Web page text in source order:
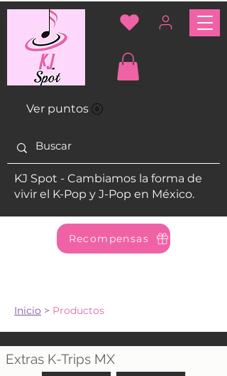
Ver puntos
KJ Spot - Cambiamos la forma de
vivir el K-Pop y J-Pop en México.
Recompensas
Inicio > Productos
Extras K-Trips MX